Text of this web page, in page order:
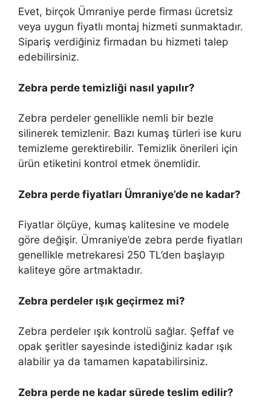
Evet, birçok Ümraniye perde firması ücretsiz
veya uygun fiyatlı montaj hizmeti sunmaktadır.
Sipariş verdiğiniz firmadan bu hizmeti talep
edebilirsiniz.
Zebra perde temizliği nasıl yapılır?
Zebra perdeler genellikle nemli bir bezle
silinerek temizlenir. Bazı kumaş türleri ise kuru
temizleme gerektirebilir. Temizlik önerileri için
ürün etiketini kontrol etmek önemlidir.
Zebra perde fiyatları Ümraniye’de ne kadar?
Fiyatlar ölçüye, kumaş kalitesine ve modele
göre değişir. Ümraniye’de zebra perde fiyatları
genellikle metrekaresi 250 TL’den başlayıp
kaliteye göre artmaktadır.
Zebra perdeler ışık geçirmez mi?
Zebra perdeler ışık kontrolü sağlar. Şeffaf ve
opak şeritler sayesinde istediğiniz kadar ışık
alabilir ya da tamamen kapatabilirsiniz.
Zebra perde ne kadar sürede teslim edilir?